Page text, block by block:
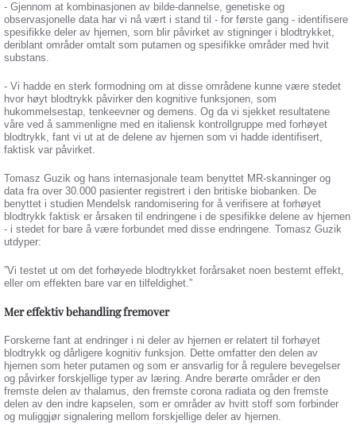
- Gjennom at kombinasjonen av bilde-dannelse, genetiske og
observasjonelle data har vi nå vært i stand til - for første gang - identifisere
spesifikke deler av hjernen, som blir påvirket av stigninger i blodtrykket,
deriblant områder omtalt som putamen og spesifikke områder med hvit
substans.
- Vi hadde en sterk formodning om at disse områdene kunne være stedet
hvor høyt blodtrykk påvirker den kognitive funksjonen, som
hukommelsestap, tenkeevner og demens. Og da vi sjekket resultatene
våre ved å sammenligne med en italiensk kontrollgruppe med forhøyet
blodtrykk, fant vi ut at de delene av hjernen som vi hadde identifisert,
faktisk var påvirket.
Tomasz Guzik og hans internasjonale team benyttet MR-skanninger og
data fra over 30.000 pasienter registrert i den britiske biobanken. De
benyttet i studien Mendelsk randomisering for å verifisere at forhøyet
blodtrykk faktisk er årsaken til endringene i de spesifikke delene av hjernen
- i stedet for bare å være forbundet med disse endringene. Tomasz Guzik
utdyper:
”Vi testet ut om det forhøyede blodtrykket forårsaket noen bestemt effekt,
eller om effekten bare var en tilfeldighet.”
Mer effektiv behandling fremover
Forskerne fant at endringer i ni deler av hjernen er relatert til forhøyet
blodtrykk og dårligere kognitiv funksjon. Dette omfatter den delen av
hjernen som heter putamen og som er ansvarlig for å regulere bevegelser
og påvirker forskjellige typer av læring. Andre berørte områder er den
fremste delen av thalamus, den fremste corona radiata og den fremste
delen av den indre kapselen, som er områder av hvitt stoff som forbinder
og muliggjør signalering mellom forskjellige deler av hjernen.